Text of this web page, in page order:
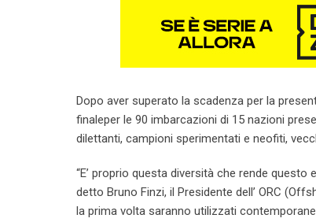
Dopo aver superato la scadenza per la
finaleper le 90 imbarcazioni di 15 nazioni
dilettanti, campioni sperimentati e neofiti,
“E’ proprio questa diversità che rende
detto Bruno Finzi, il Presidente dell’ ORC
la prima volta saranno utilizzati